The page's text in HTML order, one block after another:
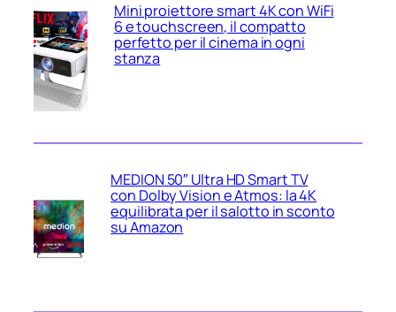
Mini proiettore smart 4K con WiFi
6 e touchscreen, il compatto
perfetto per il cinema in ogni
stanza
MEDION 50″ Ultra HD Smart TV
con Dolby Vision e Atmos: la 4K
equilibrata per il salotto in sconto
su Amazon